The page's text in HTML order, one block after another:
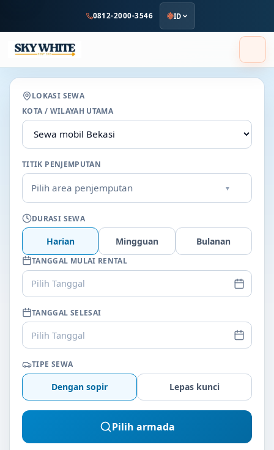
utama
0812-2000-3546 ID
LOKASI SEWA
KOTA / WILAYAH UTAMA
TITIK PENJEMPUTAN
Pilih area penjemputan ▾
DURASI SEWA
Harian Mingguan Bulanan
TANGGAL MULAI RENTAL
Pilih Tanggal
TANGGAL SELESAI
Pilih Tanggal
TIPE SEWA
Dengan sopir Lepas kunci
Pilih armada